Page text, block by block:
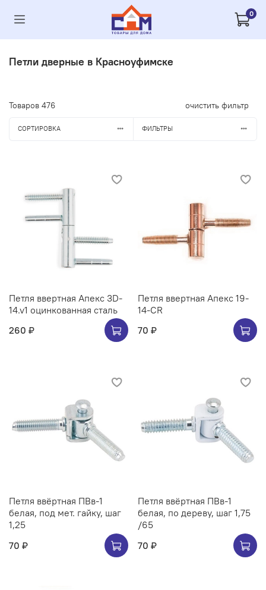
0
Петли дверные в Красноуфимске
Товаров 476 очистить фильтр
СОРТИРОВКА ФИЛЬТРЫ
Петля ввертная Апекс 3D-
14.v1 оцинкованная сталь
260 ₽
Петля ввертная Апекс 19-
14-CR
70 ₽
Петля ввёртная ПВв-1
белая, под мет. гайку, шаг
1,25
70 ₽
Петля ввёртная ПВв-1
белая, по дереву, шаг 1,75
/65
70 ₽